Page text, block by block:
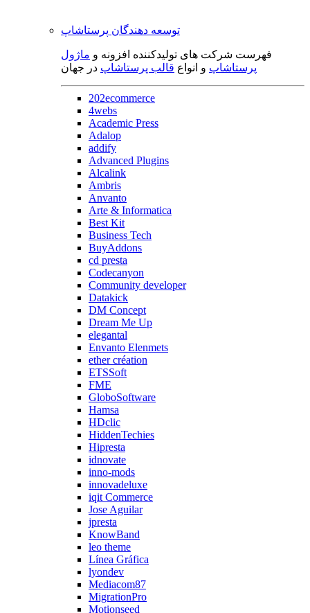
توسعه دهندگان پرستاشاپ
فهرست شرکت های تولیدکننده افزونه و ماژول
پرستاشاپ و انواع قالب پرستاشاپ در جهان
202ecommerce
4webs
Academic Press
Adalop
addify
Advanced Plugins
Alcalink
Ambris
Anvanto
Arte & Informatica
Best Kit
Business Tech
BuyAddons
cd presta
Codecanyon
Community developer
Datakick
DM Concept
Dream Me Up
elegantal
Envanto Elenmets
ether création
ETSSoft
FME
GloboSoftware
Hamsa
HDclic
HiddenTechies
Hipresta
idnovate
inno-mods
innovadeluxe
iqit Commerce
Jose Aguilar
jpresta
KnowBand
leo theme
Línea Gráfica
lyondev
Mediacom87
MigrationPro
Motionseed